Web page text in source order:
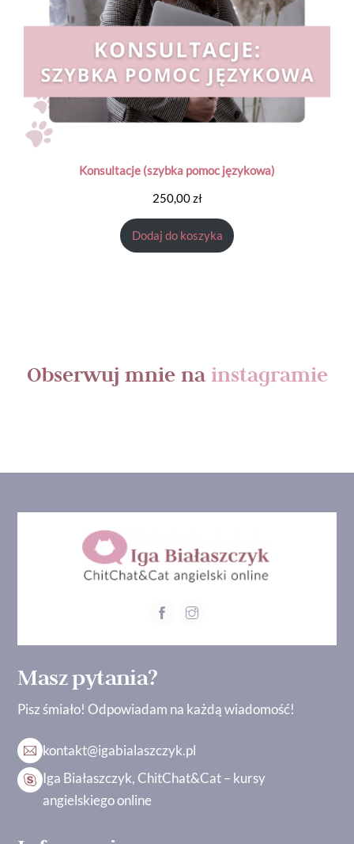
Konsultacje (szybka pomoc językowa)
250,00zł
Dodaj do koszyka
Obserwuj mnie nainstagramie
Masz pytania?
Pisz śmiało! Odpowiadam na każdą wiadomość!
kontakt@igabialaszczyk.pl
Iga Białaszczyk, ChitChat&Cat – kursy
angielskiego online